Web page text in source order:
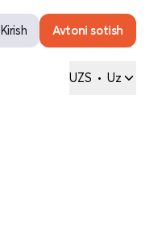
Kirish Avtoni sotish
UZS • Uz